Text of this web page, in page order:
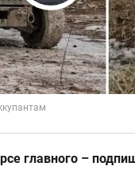
главного –